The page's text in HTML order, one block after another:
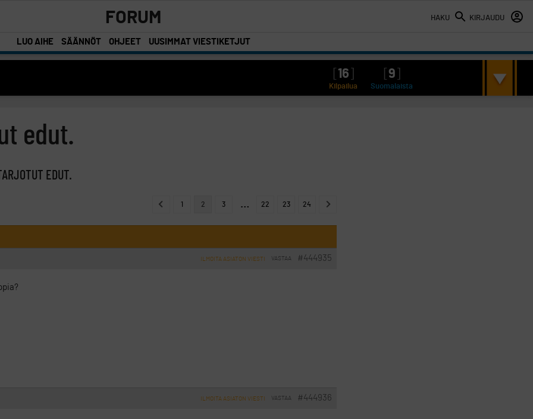
HAKU KIRJAUDU
FORUM
LUO AIHE SÄÄNNÖT OHJEET UUSIMMAT VIESTIKETJUT
16 9
Kilpailua Suomalaista
edut.
EDUT.
1 2 3 … 22 23 24
#444935
VASTAA
ILMOITA ASIATON VIESTI
#444936
VASTAA
ILMOITA ASIATON VIESTI